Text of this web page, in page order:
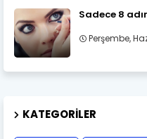
Sadece 8
Perşembe,
KATEGORILER